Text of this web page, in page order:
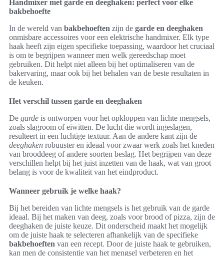
Handmixer met garde en deeghaken: perfect voor elke
bakbehoefte
In de wereld van bakbehoeften zijn de garde en deeghaken
onmisbare accessoires voor een elektrische handmixer. Elk type
haak heeft zijn eigen specifieke toepassing, waardoor het cruciaal
is om te begrijpen wanneer men welk gereedschap moet
gebruiken. Dit helpt niet alleen bij het optimaliseren van de
bakervaring, maar ook bij het behalen van de beste resultaten in
de keuken.
Het verschil tussen garde en deeghaken
De garde is ontworpen voor het opkloppen van lichte mengsels,
zoals slagroom of eiwitten. De lucht die wordt ingeslagen,
resulteert in een luchtige textuur. Aan de andere kant zijn de
deeghaken robuuster en ideaal voor zwaar werk zoals het kneden
van brooddeeg of andere soorten beslag. Het begrijpen van deze
verschillen helpt bij het juist inzetten van de haak, wat van groot
belang is voor de kwaliteit van het eindproduct.
Wanneer gebruik je welke haak?
Bij het bereiden van lichte mengsels is het gebruik van de garde
ideaal. Bij het maken van deeg, zoals voor brood of pizza, zijn de
deeghaken de juiste keuze. Dit onderscheid maakt het mogelijk
om de juiste haak te selecteren afhankelijk van de specifieke
bakbehoeften van een recept. Door de juiste haak te gebruiken,
kan men de consistentie van het mengsel verbeteren en het